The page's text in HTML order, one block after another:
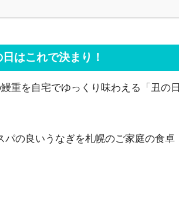
はこれで決まり！
重を自宅でゆっくり味わえる「丑の日
の良いうなぎを札幌のご家庭の食卓